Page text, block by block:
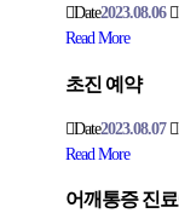
Date2023.08.06
Read More
초진 예약
Date2023.08.07
Read More
어깨통증 진